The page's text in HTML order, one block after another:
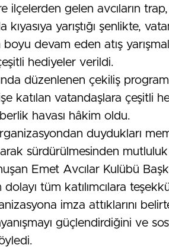
ilçelerden gelen avcıların
kıyasıya yarıştığı şenlikte,
devam eden atış
hediyeler verildi.
düzenlenen çekiliş
katılan vatandaşlara çeşitli
havası hâkim oldu.
organizasyondan duydukları
sürdürülmesinden mutluluk
Emet Avcılar Kulübü
tüm katılımcılara
imza attıklarını
güçlendirdiğini ve